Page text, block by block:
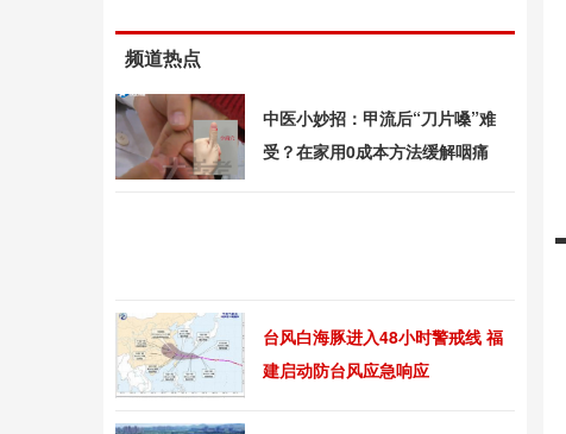
频道热点
中医小妙招：甲流后“刀片嗓”难
受？在家用0成本方法缓解咽痛
台风白海豚进入48小时警戒线 福
建启动防台风应急响应